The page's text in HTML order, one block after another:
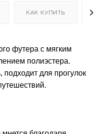
КАК КУПИТЬ
футера с мягким
полиэстера.
для прогулок